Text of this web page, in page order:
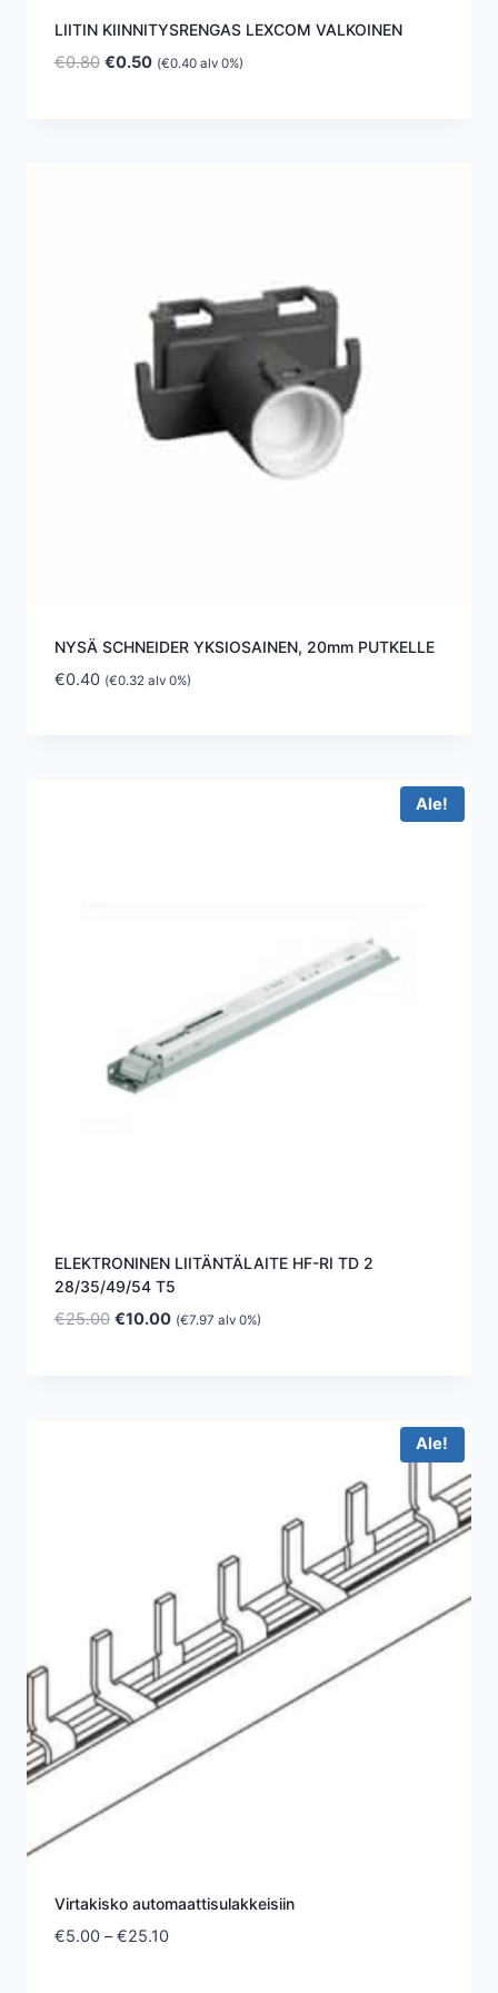
LIITIN KIINNITYSRENGAS LEXCOM VALKOINEN
€0.80 Alkuperäinen
€0.50Nykyinen
(€0.40alv 0%)
NYSÄ SCHNEIDER YKSIOSAINEN, 20mm PUTKELLE
€0.40 (€0.32alv 0%)
Ale!
ELEKTRONINEN LIITÄNTÄLAITE HF-RI TD 2
28/35/49/54 T5
€25.00 Alkuperäinen
€10.00Nykyinen
(€7.97 alv 0%)
Ale!
Virtakisko automaattisulakkeisiin
€5.00 – €25.10Hintaluokka: